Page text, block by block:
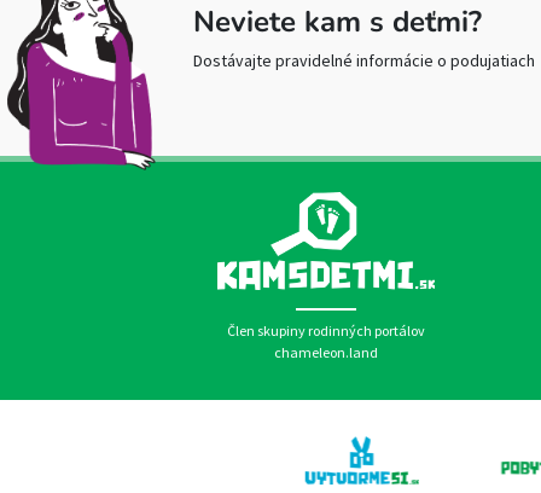
Neviete kam s deťmi?
Dostávajte pravidelné informácie o podujatiach
Člen skupiny rodinných portálov
chameleon.land